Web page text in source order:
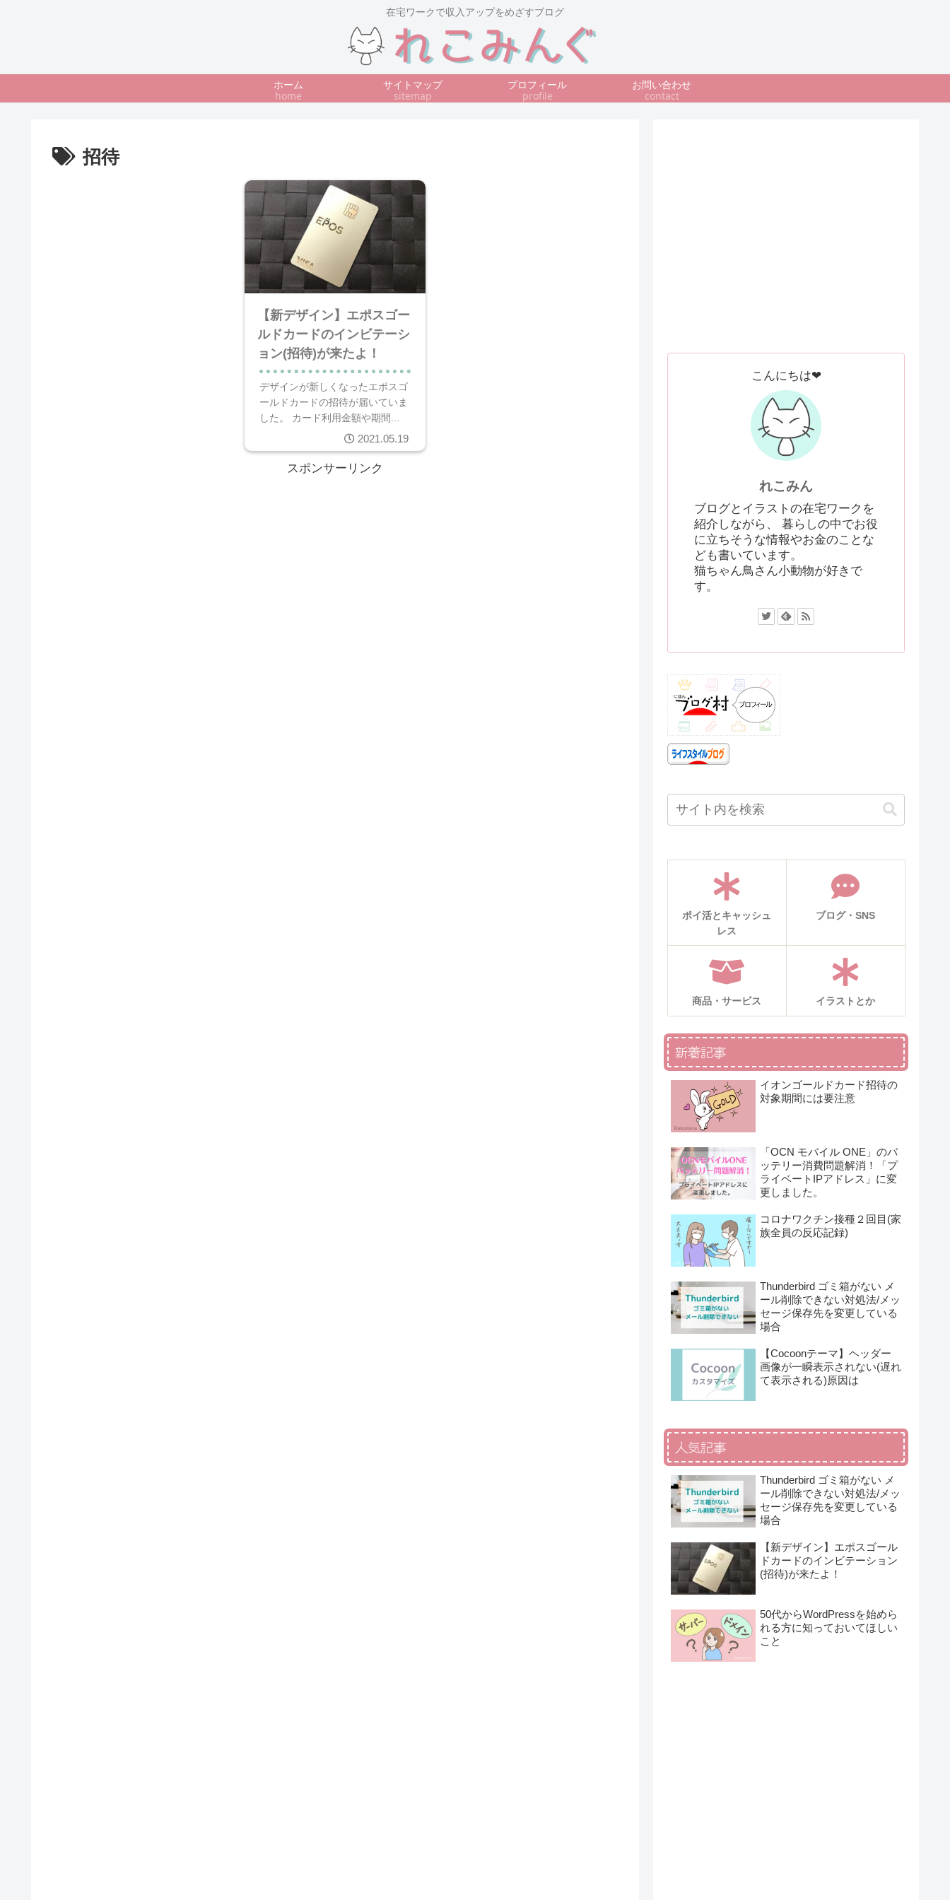
在宅ワークで収入アップをめざすブログ
ホーム
home
サイトマップ
sitemap
プロフィール
profile
お問い合わせ
contact
招待
【新デザイン】エポスゴー
ルドカードのインビテーシ
ョン(招待)が来たよ！
デザインが新しくなったエポスゴ
ールドカードの招待が届いていま
した。 カード利用金額や期間...
2021.05.19
スポンサーリンク
こんにちは❤
れこみん
ブログとイラストの在宅ワークを
紹介しながら、 暮らしの中でお役
に立ちそうな情報やお金のことな
ども書いています。
猫ちゃん鳥さん小動物が好きで
す。
ポイ活とキャッシュ
レス
ブログ・SNS
商品・サービス イラストとか
新着記事
イオンゴールドカード招待の
対象期間には要注意
「OCN モバイル ONE」のバ
ッテリー消費問題解消！「プ
ライベートIPアドレス」に変
更しました。
コロナワクチン接種２回目(家
族全員の反応記録)
Thunderbird ゴミ箱がない メ
ール削除できない対処法/メッ
セージ保存先を変更している
場合
【Cocoonテーマ】ヘッダー
画像が一瞬表示されない(遅れ
て表示される)原因は
人気記事
Thunderbird ゴミ箱がない メ
ール削除できない対処法/メッ
セージ保存先を変更している
場合
【新デザイン】エポスゴール
ドカードのインビテーション
(招待)が来たよ！
50代からWordPressを始めら
れる方に知っておいてほしい
こと